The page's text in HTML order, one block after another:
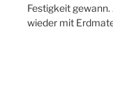
Festigkeit
wieder mit